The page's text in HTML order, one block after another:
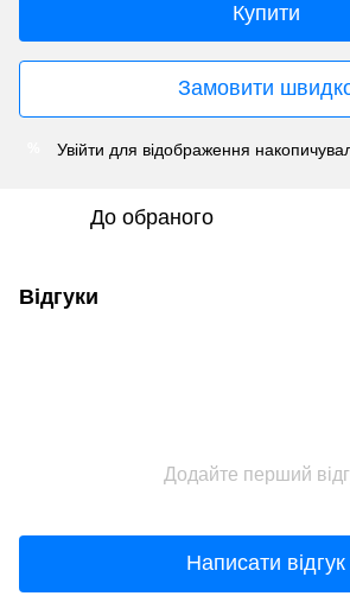
Купити
Замовити
Увійти для відображення
До обраного
Відгуки
Додайте перший
Написати відгук